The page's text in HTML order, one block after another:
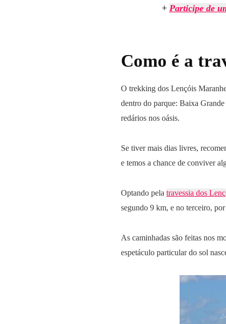
+ Participe de
Como é a
O trekking dos Lençóis
dentro do parque: Baixa
redários nos oásis.
Se tiver mais dias livres,
e temos a chance de conviver
Optando pela travessia dos
segundo 9 km, e no terceiro,
As caminhadas são feitas nos
espetáculo particular do sol